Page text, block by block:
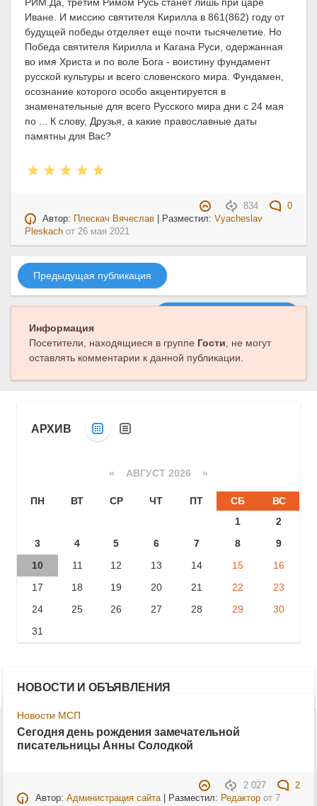
РИМ.Да, третим Римом Русь станет лишь при царе
Иване. И миссию святителя Кирилла в 861(862) году от
будущей победы отделяет еще почти тысячелетие. Но
Победа святителя Кирилла и Кагана Руси, одержанная
во имя Христа и по воле Бога - воистину фундамент
русской культуры и всего словенского мира. Фундамен,
осознание которого особо акцентируется в
знаменательные для всего Русского мира дни с 24 мая
по ... К слову, Друзья, а какие православные даты
памятны для Вас?
834
0
Автор:
Плескач Вячеслав | Разместил:Vyacheslav
Pleskach от 26 мая 2021
Предыдущая публикация
Информация
Посетители, находящиеся в группе Гости, не могут
оставлять комментарии к данной публикации.
АРХИВ
« АВГУСТ 2026 »
ПН ВТ СР ЧТ ПТ СБ
ВС
1
2
3
4 5 6 7 8
9
10
11 12 13 14 15
16
17
18 19 20 21 22
23
24
25 26 27 28 29
30
31
НОВОСТИ И ОБЪЯВЛЕНИЯ
Новости МСП
Сегодня день рождения замечательной
писательницы Анны Солодкой
2 027
2
Автор: Администрация сайта| Разместил: Редакторот 7